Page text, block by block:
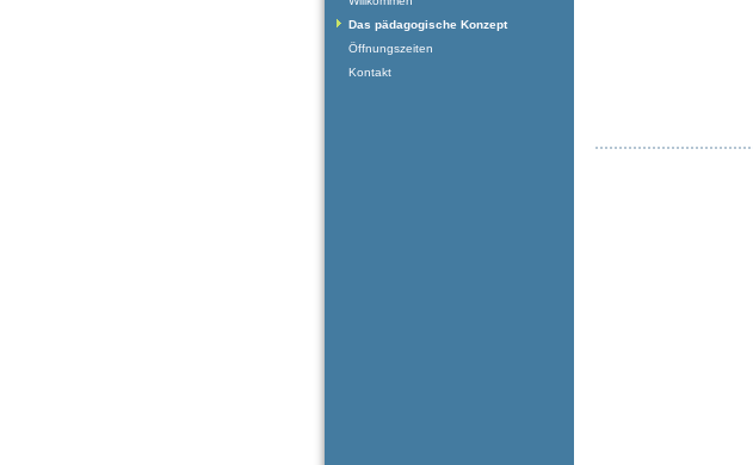
Das pädagogische Konzept
Öffnungszeiten
Kontakt